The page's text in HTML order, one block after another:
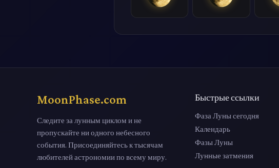
MoonPhase.com
Следите за лунным циклом и не
пропускайте ни одного небесного
события. Присоединяйтесь к тысячам
любителей астрономии по всему миру.
Быстрые ссылки
Фаза Луны сегодня
Календарь
Фазы Луны
Лунные затмения